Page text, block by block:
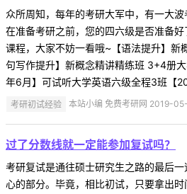
众所周知，每年的考研大军中，有一大
在准备考研之前，您的四六级是否准备
课程，大家不妨一看哦~【语法提升】新
句写作提升】新概念精讲精练班 3+4册
年6月】可试听大学英语六级全程3班【
考研初试经验 本站小编 免费考研网 2019-
过了分数线就一定能参加复试吗？
考研复试是通往硕士研究生之路的最后
心的部分。毕竟，相比初试，只要拿出